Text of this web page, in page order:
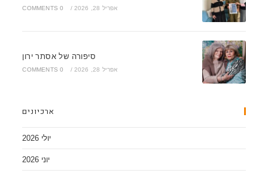
אפריל 28, 2026 /
0 COMMENTS
סיפורה של אסתר ירון
אפריל 28, 2026 /
0 COMMENTS
ארכיונים
יולי 2026
יוני 2026